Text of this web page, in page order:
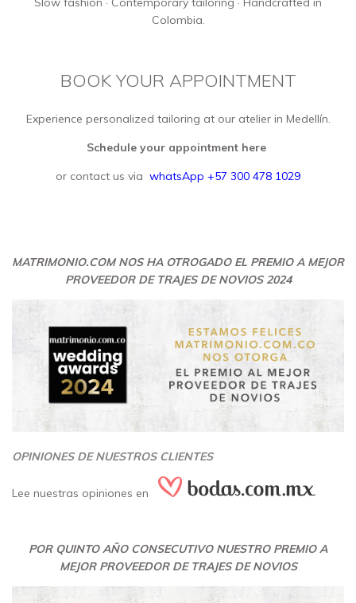
Colombia.
BOOK YOUR APPOINTMENT
Experience personalized tailoring at our atelier in Medellín.
Schedule your appointment here
or contact us via whatsApp +57 300 478 1029
MATRIMONIO.COM NOS HA OTROGADO EL PREMIO A MEJOR
PROVEEDOR DE TRAJES DE NOVIOS 2024
OPINIONES DE NUESTROS CLIENTES
Lee nuestras opiniones en
POR QUINTO AÑO CONSECUTIVO NUESTRO PREMIO A
MEJOR PROVEEDOR DE TRAJES DE NOVIOS